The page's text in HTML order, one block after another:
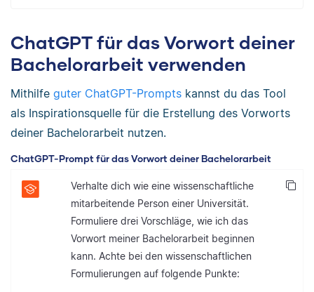
ChatGPT für das Vorwort deiner
Bachelorarbeit verwenden
Mithilfe guter ChatGPT-Prompts kannst du das Tool
als Inspirationsquelle für die Erstellung des Vorworts
deiner Bachelorarbeit nutzen.
ChatGPT-Prompt für das Vorwort deiner Bachelorarbeit
Verhalte dich wie eine wissenschaftliche
mitarbeitende Person einer Universität.
Formuliere drei Vorschläge, wie ich das
Vorwort meiner Bachelorarbeit beginnen
kann. Achte bei den wissenschaftlichen
Formulierungen auf folgende Punkte: